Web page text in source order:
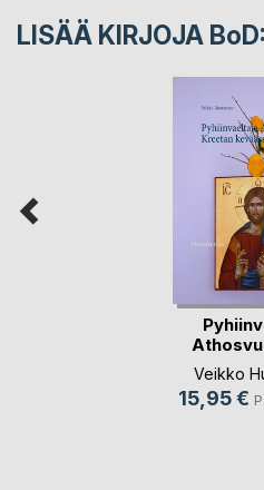
LISÄÄ KIRJOJA Bo
Veikko
15,95 €